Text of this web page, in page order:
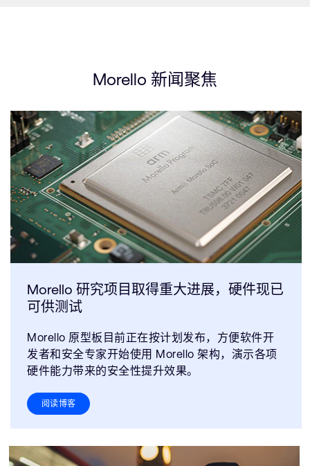
Morello 新闻聚焦
Morello 研究项目取得重大进展，硬件现已
可供测试
Morello 原型板目前正在按计划发布，方便软件开
发者和安全专家开始使用 Morello 架构，演示各项
硬件能力带来的安全性提升效果。
阅读博客